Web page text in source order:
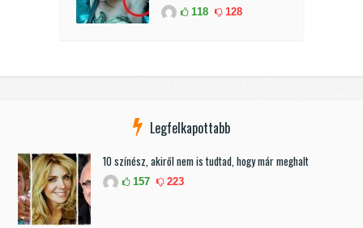
118 128
Legfelkapottabb
10 színész, akiről nem is tudtad, hogy már meghalt
157 223